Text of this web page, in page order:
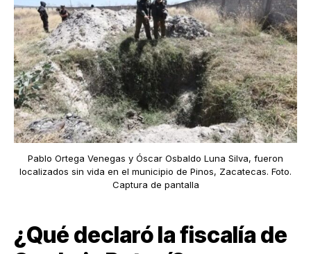
Pablo Ortega Venegas y Óscar Osbaldo Luna Silva, fueron
localizados sin vida en el municipio de Pinos, Zacatecas. Foto.
Captura de pantalla
¿Qué declaró la fiscalía de